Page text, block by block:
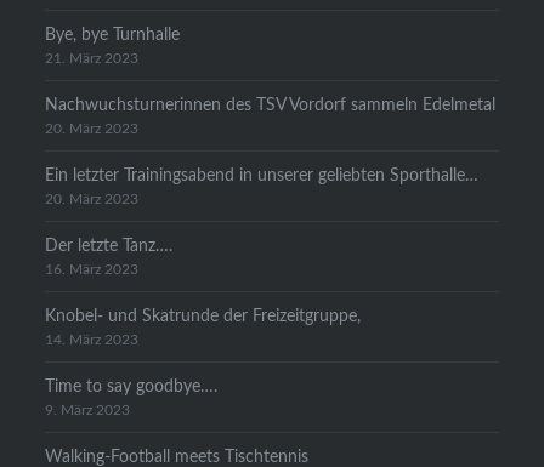
Bye, bye Turnhalle
21. März 2023
Nachwuchsturnerinnen des TSV Vordorf sammeln Edelmetal
20. März 2023
Ein letzter Trainingsabend in unserer geliebten Sporthalle…
20. März 2023
Der letzte Tanz….
16. März 2023
Knobel- und Skatrunde der Freizeitgruppe,
14. März 2023
Time to say goodbye….
9. März 2023
Walking-Football meets Tischtennis